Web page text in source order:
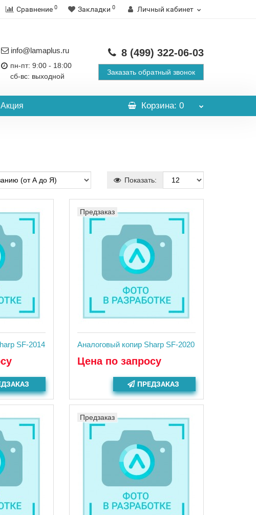
Сравнение 0 Закладки 0 Личный кабинет
info@lamaplus.ru
пн-пт: 9:00 - 18:00
сб-вс: выходной
8 (499) 322-06-03
Заказать обратный звонок
Акция Корзина: 0
Показать:
SF-2014
Предзаказ
Аналоговый копир Sharp SF-2020
Цена по запросу
ПРЕДЗАКАЗ
Предзаказ